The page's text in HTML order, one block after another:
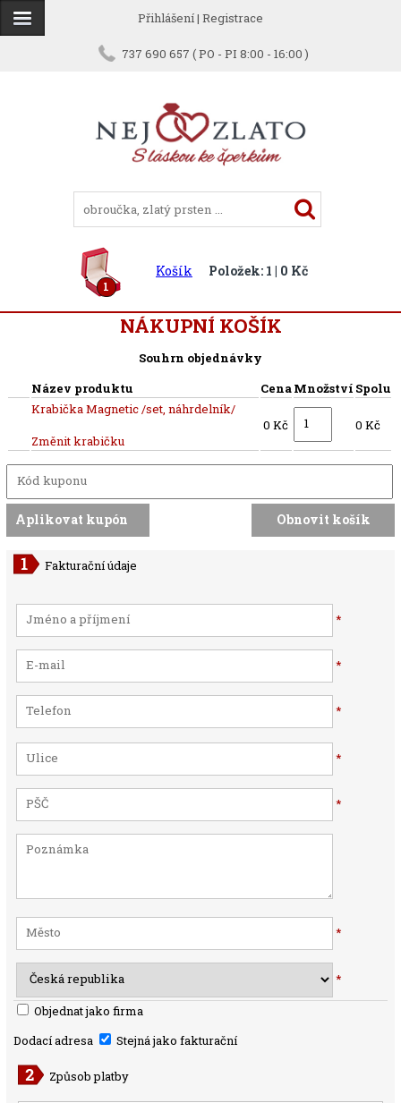
Přihlášení| Registrace
737 690 657 ( PO - PI 8:00 - 16:00 )
1
Košík Položek: 1 | 0 Kč
NÁKUPNÍ KOŠÍK
Souhrn objednávky
Název produktu
CenaMnožství Spolu
Krabička Magnetic /set, náhrdelník/
Změnit krabičku
0 Kč 0 Kč
Fakturační údaje
*
*
*
*
*
*
*
Objednat jako firma
Dodací adresa
Stejná jako fakturační
Způsob platby